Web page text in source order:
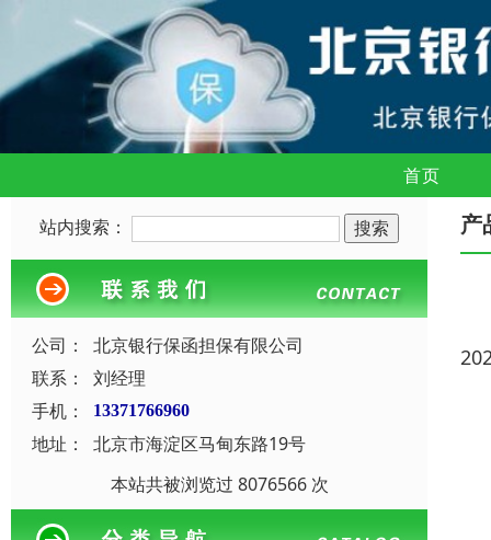
首页
站内搜索：
公司：
北京银行保函担保有限公司
联系：
刘经理
手机：
13371766960
地址：
北京市海淀区马甸东路19号
本站共被浏览过 8076566 次
产